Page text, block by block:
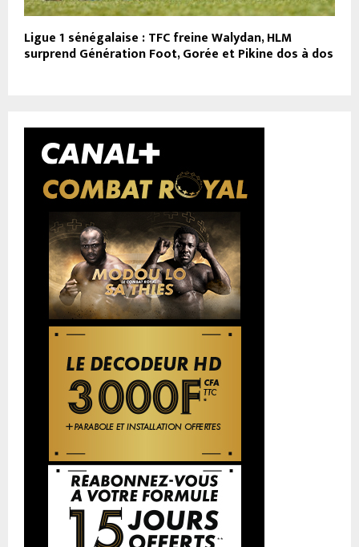
Ligue 1 sénégalaise : TFC freine Walydan, HLM
surprend Génération Foot, Gorée et Pikine dos à dos